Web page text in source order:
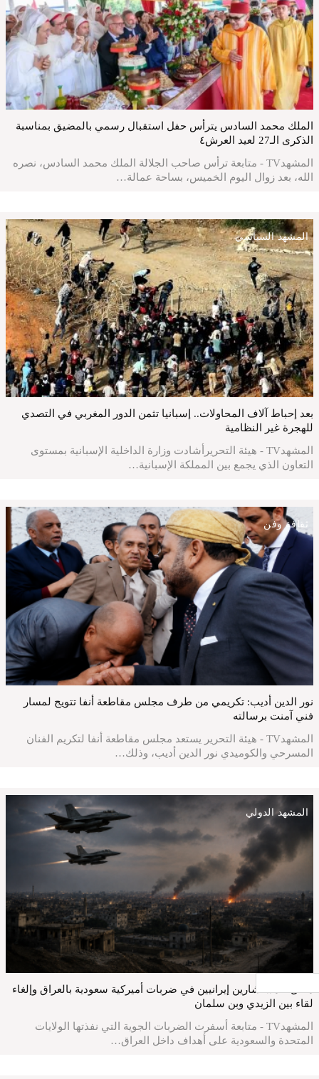
الملك محمد السادس يترأس حفل استقبال رسمي بالمضيق بمناسبة
الذكرى الـ27 لعيد العرش٤
المشهدTV - متابعة ترأس صاحب الجلالة الملك محمد السادس، نصره
الله، بعد زوال اليوم الخميس، بساحة عمالة…
المشهد السياسي
بعد إحباط آلاف المحاولات.. إسبانيا تثمن الدور المغربي في التصدي
للهجرة غير النظامية
المشهدTV - هيئة التحريرأشادت وزارة الداخلية الإسبانية بمستوى
التعاون الذي يجمع بين المملكة الإسبانية…
ثقافة وفن
نور الدين أديب: تكريمي من طرف مجلس مقاطعة أنفا تتويج لمسار
فني آمنت برسالته
المشهدTV - هيئة التحرير يستعد مجلس مقاطعة أنفا لتكريم الفنان
المسرحي والكوميدي نور الدين أديب، وذلك…
المشهد الدولي
مقتل 6 مستشارين إيرانيين في ضربات أميركية سعودية بالعراق وإلغاء
لقاء بين الزيدي وبن سلمان
المشهدTV - متابعة أسفرت الضربات الجوية التي نفذتها الولايات
المتحدة والسعودية على أهداف داخل العراق…